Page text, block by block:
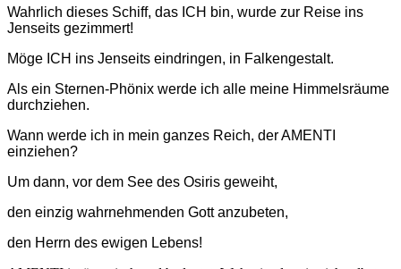
Wahrlich dieses Schiff, das ICH bin, wurde zur Reise ins
Jenseits gezimmert!
Möge ICH ins Jenseits eindringen, in Falkengestalt.
Als ein Sternen-Phönix werde ich alle meine Himmelsräume
durchziehen.
Wann werde ich in mein ganzes Reich, derAMENTI
einziehen?
Um dann, vor dem See des Osiris geweiht,
den einzig wahrnehmenden Gott anzubeten,
den Herrn des ewigen Lebens!